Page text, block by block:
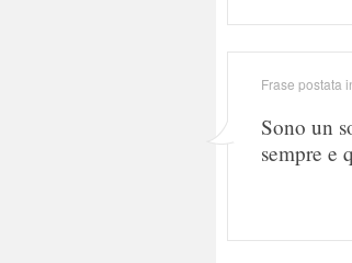
Frase postata
Sono un
sempre e